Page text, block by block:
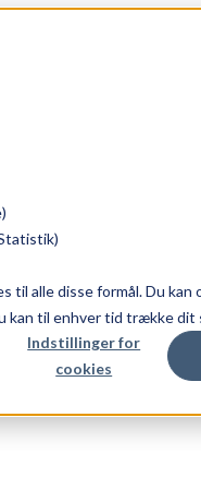
til alle disse formål. Du
kan til enhver tid trække
Indstillinger for
cookies